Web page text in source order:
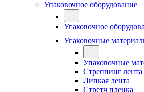
Упаковочное оборудование
Упаковочное
Упаковочные
Упаковочные
Стреппинг
Липкая лента
Стретч пленка